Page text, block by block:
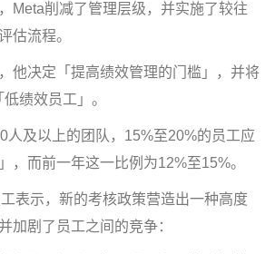
削减了管理层级，并实施了较往
估流程。
决定「提高绩效管理的门槛」，并将
绩效员工」。
及以上的团队，15%至20%的员工应
，而前一年这一比例为12%至15%。
示，新的考核政策营造出一种高度
加剧了员工之间的竞争：